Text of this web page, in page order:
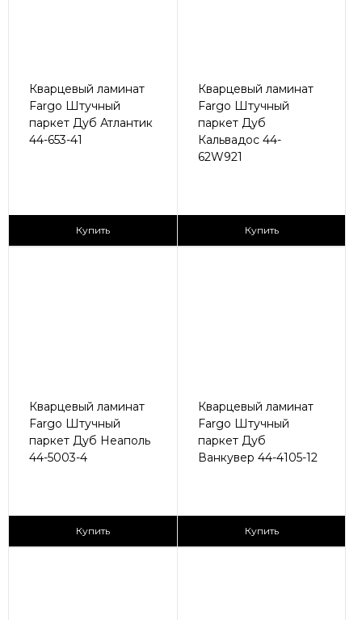
Кварцевый ламинат
Fargo Штучный
паркет Дуб Атлантик
44-653-41
2
Купить
Кварцевый ламинат
Fargo Штучный
паркет Дуб
Кальвадос 44-
62W921
2
Купить
Кварцевый ламинат
Fargo Штучный
паркет Дуб Неаполь
44-5003-4
2
Купить
Кварцевый ламинат
Fargo Штучный
паркет Дуб
Ванкувер 44-4105-12
2
Купить